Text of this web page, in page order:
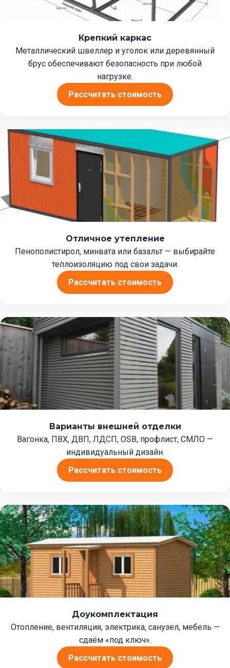
Крепкий каркас
Металлический швеллер и уголок или деревянный
брус обеспечивают безопасность при любой
нагрузке.
Рассчитать стоимость
Отличное утепление
Пенополистирол, минвата или базальт — выбирайте
теплоизоляцию под свои задачи.
Рассчитать стоимость
Варианты внешней отделки
Вагонка, ПВХ, ДВП, ЛДСП, OSB, профлист, СМЛО —
индивидуальный дизайн.
Рассчитать стоимость
Доукомплектация
Отопление, вентиляция, электрика, санузел, мебель —
сдаём «под ключ».
Рассчитать стоимость